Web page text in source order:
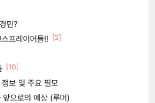
민?
프레이어들!! [2]
[10]
보 및 주요 필모
앞으로의 예상 (루머)